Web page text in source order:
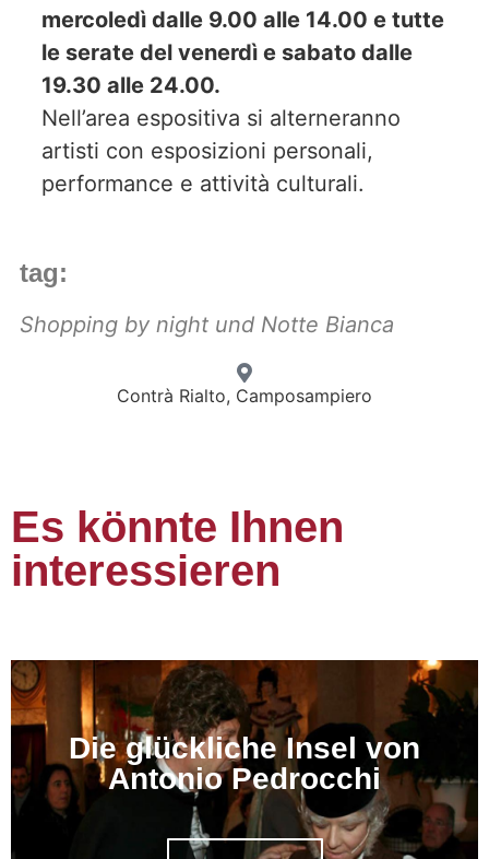
mercoledì dalle 9.00 alle 14.00 e tutte
le serate del venerdì e sabato dalle
19.30 alle 24.00.
Nell’area espositiva si alterneranno
artisti con esposizioni personali,
performance e attività culturali.
tag:
Shopping by night und Notte Bianca
Contrà Rialto, Camposampiero
Es könnte Ihnen
interessieren
Die glückliche Insel von
Antonio Pedrocchi